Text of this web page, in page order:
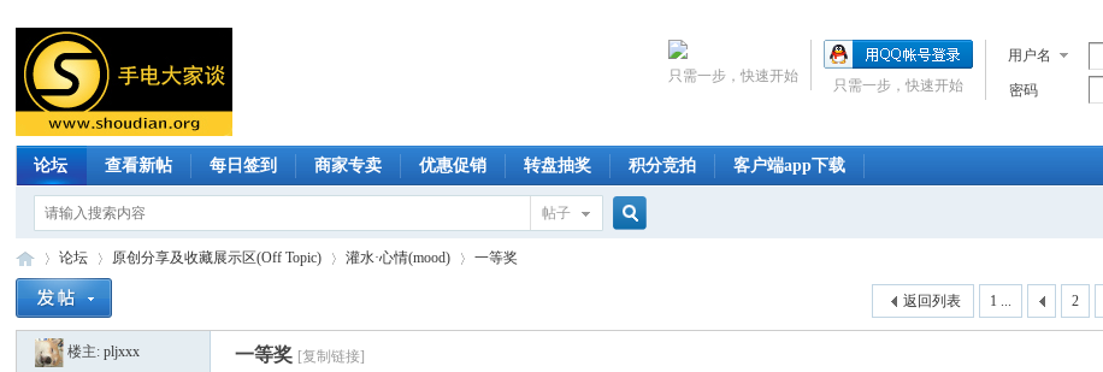
用户名
密码
只需一步，快速开始
只需一步，快速开始
论坛 查看新帖 每日签到 商家专卖 优惠促销 转盘抽奖 积分竞拍 客户端app下载
帖子
»
论坛
›
原创分享及收藏展示区(Off Topic)
›
灌水·心情(mood) 一等奖
1 ... 2
返回列表
楼主:pljxxx 一等奖 [复制链接]